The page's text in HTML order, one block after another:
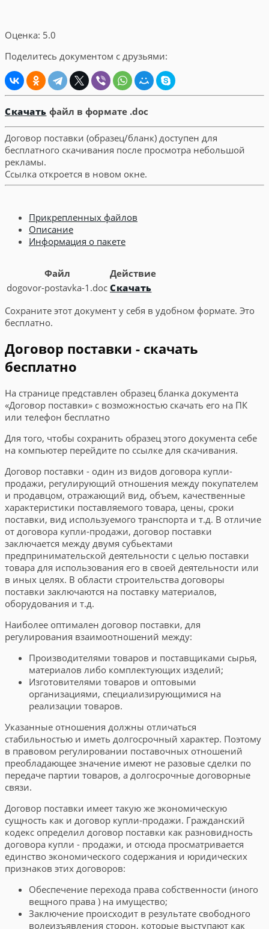
Оценка: 5.0
Поделитесь документом с друзьями:
Скачать файл в формате .doc
Договор поставки (образец/бланк) доступен для
бесплатного скачивания после просмотра небольшой
рекламы.
Ссылка откроется в новом окне.
Прикрепленных файлов
Описание
Информация о пакете
Файл
Действие
dogovor-postavka-1.doc Скачать
Сохраните этот документ у себя в удобном формате. Это
бесплатно.
Договор поставки - скачать
бесплатно
На странице представлен образец бланка документа
«Договор поставки» с возможностью скачать его на ПК
или телефон бесплатно
Для того, чтобы сохранить образец этого документа себе
на компьютер перейдите по ссылке для скачивания.
Договор поставки - один из видов договора купли-
продажи, регулирующий отношения между покупателем
и продавцом, отражающий вид, объем, качественные
характеристики поставляемого товара, цены, сроки
поставки, вид используемого транспорта и т.д. В отличие
от договора купли-продажи, договор поставки
заключается между двумя субьектами
предпринимательской деятельности с целью поставки
товара для использования его в своей деятельности или
в иных целях. В области строительства договоры
поставки заключаются на поставку материалов,
оборудования и т.д.
Наиболее оптимален договор поставки, для
регулирования взаимоотношений между:
Производителями товаров и поставщиками сырья,
материалов либо комплектующих изделий;
Изготовителями товаров и оптовыми
организациями, специализирующимися на
реализации товаров.
Указанные отношения должны отличаться
стабильностью и иметь долгосрочный характер. Поэтому
в правовом регулировании поставочных отношений
преобладающее значение имеют не разовые сделки по
передаче партии товаров, а долгосрочные договорные
связи.
Договор поставки имеет такую же экономическую
сущность как и договор купли-продажи. Гражданский
кодекс определил договор поставки как разновидность
договора купли - продажи, и отсюда просматривается
единство экономического содержания и юридических
признаков этих договоров:
Обеспечение перехода права собственности (иного
вещного права ) на имущество;
Заключение происходит в результате свободного
волеизъявления сторон, которые выступают как